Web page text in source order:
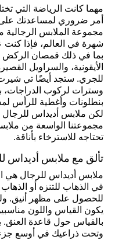
مهما كانت الرياضة التي
أمر ضروري لمساعدتك على
مجموعة الملابس الرجالية
شهرة في العالم، فإذا كنت
الأيقونية، والسراويل
للجري. ستجد أيضًا تي
وسترات لركوب الدراجات،
بنطلونات وأغطية للرأس
لكن ملابس أديداس للرجال
مجموعتنا الواسعة من
تحتاجه للاسترخاء بأناقة.
تألق مع ملابس أديداس
ملابس أديداس للرجال هي
في الذهاب للتنزه أو الذهاب
للحصول على مظهر أنيق.
يكون القياس واللون
بالقياس حول قاعدة
وتحت ذراعيك في أوسع